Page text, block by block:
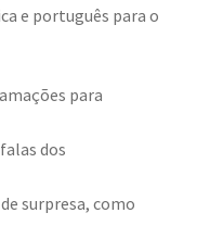
e português para o
para
dos
surpresa, como